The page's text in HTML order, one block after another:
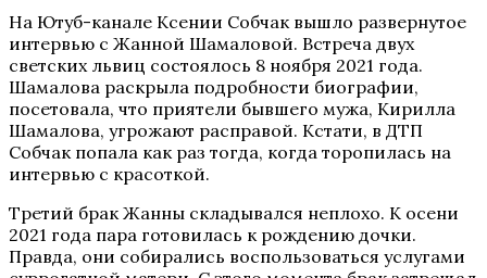
На Ютуб-канале Ксении Собчак вышло развернутое
интервью с Жанной Шамаловой. Встреча двух
светских львиц состоялось 8 ноября 2021 года.
Шамалова раскрыла подробности биографии,
посетовала, что приятели бывшего мужа, Кирилла
Шамалова, угрожают расправой. Кстати, в ДТП
Собчак попала как раз тогда, когда торопилась на
интервью с красоткой.
Третий брак Жанны складывался неплохо. К осени
2021 года пара готовилась к рождению дочки.
Правда, они собирались воспользоваться услугами